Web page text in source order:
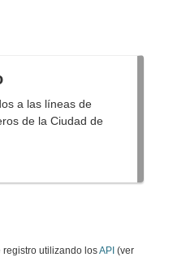
a las líneas de
de la Ciudad de
registro utilizando losAPI (ver